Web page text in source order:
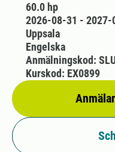
60.0 hp
2026-08-31 - 2027-
Uppsala
Engelska
Anmälningskod:
Kurskod: EX0899